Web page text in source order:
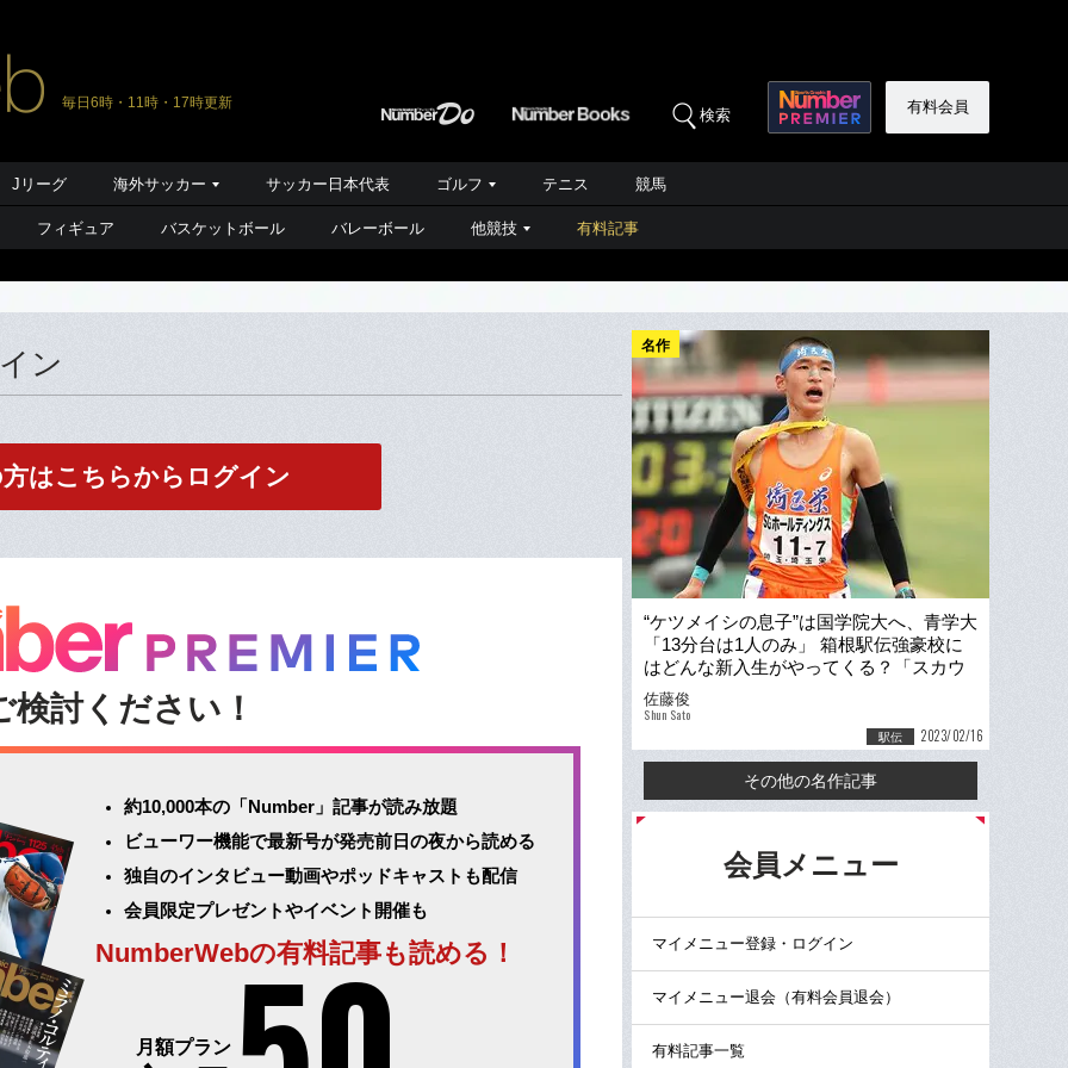
毎日6時・11時・17時更新
検索 有料会員
Jリーグ 海外サッカー サッカー日本代表 ゴルフ テニス 競馬
フィギュア バスケットボール バレーボール 他競技 有料記事
ン
はこちらからログイン
検討ください！
約10,000本の「Number」記事が読み放題
ビューワー機能で最新号が発売前日の夜から読める
独自のインタビュー動画やポッドキャストも配信
会員限定プレゼントやイベント開催も
NumberWebの有料記事も読める！
月額プラン
名作
“ケツメイシの息子”は国学院大へ、青学大
「13分台は1人のみ」 箱根駅伝強豪校に
はどんな新入生がやってくる？「スカウ
ティングに成功したのは…」
佐藤俊
Shun Sato
駅伝 2023/02/16
その他の名作記事
会員メニュー
マイメニュー登録・ログイン
マイメニュー退会（有料会員退会）
有料記事一覧